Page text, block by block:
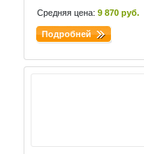
Средняя цена: 9 870 руб.
Подробней